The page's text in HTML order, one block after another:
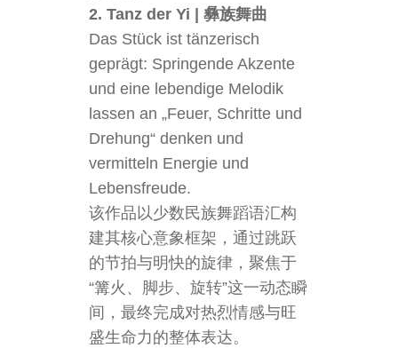
2. Tanz der Yi | 彝族舞曲
Das Stück ist tänzerisch
geprägt: Springende Akzente
und eine lebendige Melodik
lassen an „Feuer, Schritte und
Drehung“ denken und
vermitteln Energie und
Lebensfreude.
该作品以少数民族舞蹈语汇构
建其核心意象框架，通过跳跃
的节拍与明快的旋律，聚焦于
“篝火、脚步、旋转”这一动态瞬
间，最终完成对热烈情感与旺
盛生命力的整体表达。